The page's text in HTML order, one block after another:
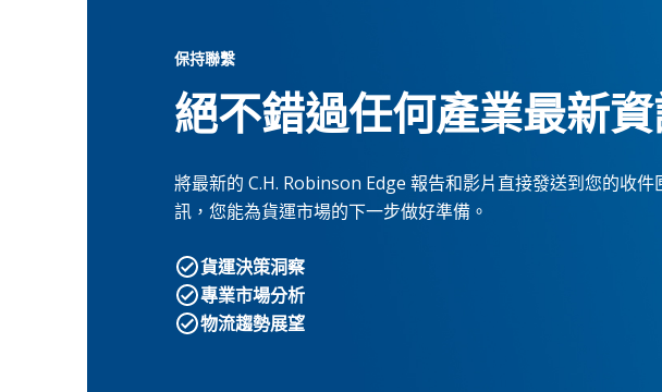
保持聯繫
絕不錯過任何產業最新
將最新的 C.H. Robinson Edge 報告和影片直接發送到您的收
訊，您能為貨運市場的下一步做好準備。
貨運決策洞察
專業市場分析
物流趨勢展望